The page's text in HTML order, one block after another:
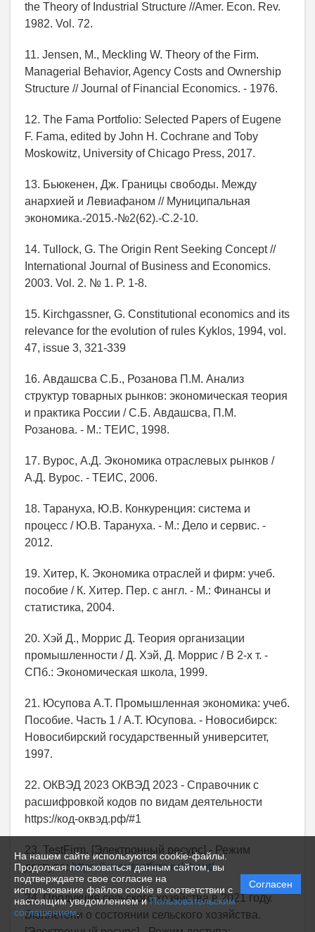
На нашем сайте используются cookie-файлы.
Продолжая пользоваться данным сайтом, вы
подтверждаете свое согласие на
использование файлов cookie в соответствии с
настоящим уведомлением иПользовательским
соглашением.
Согласен
the Theory of Industrial Structure //Amer. Econ. Rev.
1982. Vol. 72.
11. Jensen, M., Meckling W. Theory of the Firm.
Managerial Behavior, Agency Costs and Ownership
Structure // Journal of Financial Economics. - 1976.
12. The Fama Portfolio: Selected Papers of Eugene
F. Fama, edited by John H. Cochrane and Toby
Moskowitz, University of Chicago Press, 2017.
13. Бьюкенен, Дж. Границы свободы. Между
анархией и Левиафаном // Муниципальная
экономика.-2015.-№2(62).-С.2-10.
14. Tullock, G. The Origin Rent Seeking Concept //
International Journal of Business and Economics.
2003. Vol. 2. № 1. P. 1-8.
15. Kirchgassner, G. Constitutional economics and its
relevance for the evolution of rules Kyklos, 1994, vol.
47, issue 3, 321-339
16. Авдашсва С.Б., Розанова П.М. Анализ
структур товарных рынков: экономическая теория
и практика России / С.Б. Авдашсва, П.М.
Розанова. - М.: ТЕИС, 1998.
17. Вурос, А.Д. Экономика отраслевых рынков /
А.Д. Вурос. - ТЕИС, 2006.
18. Тарануха, Ю.В. Конкуренция: система и
процесс / Ю.В. Тарануха. - М.: Дело и сервис. -
2012.
19. Хитер, К. Экономика отраслей и фирм: учеб.
пособие / К. Хитер. Пер. с англ. - М.: Финансы и
статистика, 2004.
20. Хэй Д., Моррис Д. Теория организации
промышленности / Д. Хэй, Д. Моррис / В 2-х т. -
СПб.: Экономическая школа, 1999.
21. Юсупова А.Т. Промышленная экономика: учеб.
Пособие. Часть 1 / А.Т. Юсупова. - Новосибирск:
Новосибирский государственный университет,
1997.
22. ОКВЭД 2023 ОКВЭД 2023 - Справочник с
расшифровкой кодов по видам деятельности
https://код-оквэд.рф/#1
23. TestFirm. [Электронный ресурс] - Режим
доступа:https://www.testfirm.ru/about/
24. Продукция сельского хозяйства в 2021 году.
Бюллетени о состоянии сельского хозяйства.